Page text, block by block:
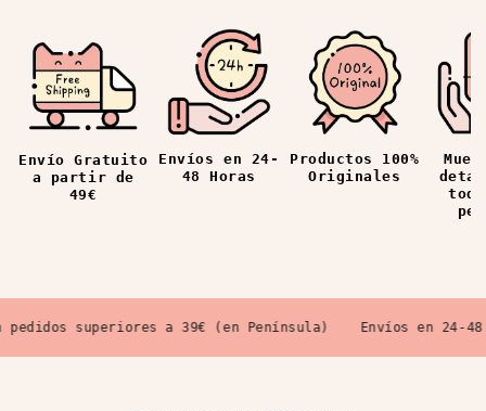
Envío Gratuito
a partir de
49€
Envíos en 24-
48 Horas
Productos 100%
Originales
pedidos superiores a 39€ (en Península) Envíos en 24-48